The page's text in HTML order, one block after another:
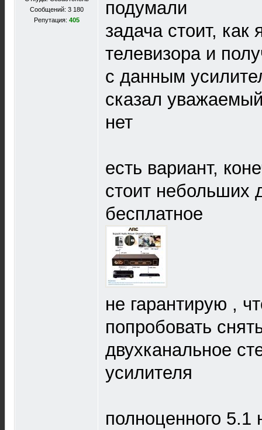
Сообщений: 3 180
Репутация: 405
подумали
задача стоит,
телевизора и
с данным
сказал
нет
есть вариант,
стоит небольших
бесплатное
не гарантирую ,
попробовать
двухканальное
усилителя
полноценного 5.1